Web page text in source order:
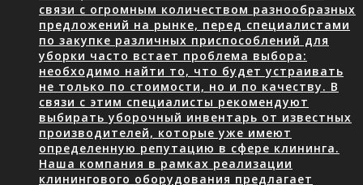
связи с огромным количеством разнообразных
предложений на рынке, перед специалистами
по закупке различных приспособлений для
уборки часто встает проблема выбора:
необходимо найти то, что будет устраивать
не только по стоимости, но и по качеству. В
связи с этим специалисты рекомендуют
выбирать уборочный инвентарь от известных
производителей, которые уже имеют
определенную репутацию в сфере клининга.
Наша компания в рамках реализации
клинингового оборудования предлагает